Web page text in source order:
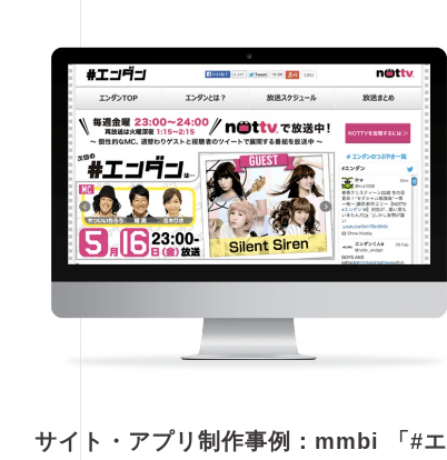
サイト・アプリ制作事例：mmbi 「#エ